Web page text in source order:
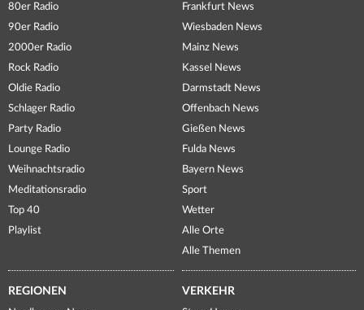
80er Radio
90er Radio
2000er Radio
Rock Radio
Oldie Radio
Schlager Radio
Party Radio
Lounge Radio
Weihnachtsradio
Meditationsradio
Top 40
Playlist
Frankfurt News
Wiesbaden News
Mainz News
Kassel News
Darmstadt News
Offenbach News
Gießen News
Fulda News
Bayern News
Sport
Wetter
Alle Orte
Alle Themen
REGIONEN VERKEHR